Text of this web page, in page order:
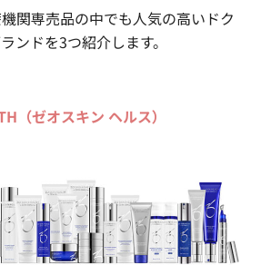
関専売品の中でも人気の高いドク
ンドを3つ紹介します。
（ゼオスキン ヘルス）